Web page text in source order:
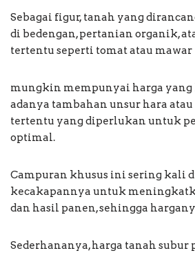
Sebagai figur, tanah yang
di bedengan, pertanian organik,
tertentu seperti tomat atau mawar
mungkin mempunyai harga yang
adanya tambahan unsur hara
tertentu yang diperlukan untuk
optimal.
Campuran khusus ini sering kali
kecakapannya untuk
dan hasil panen, sehingga
Sederhananya, harga tanah